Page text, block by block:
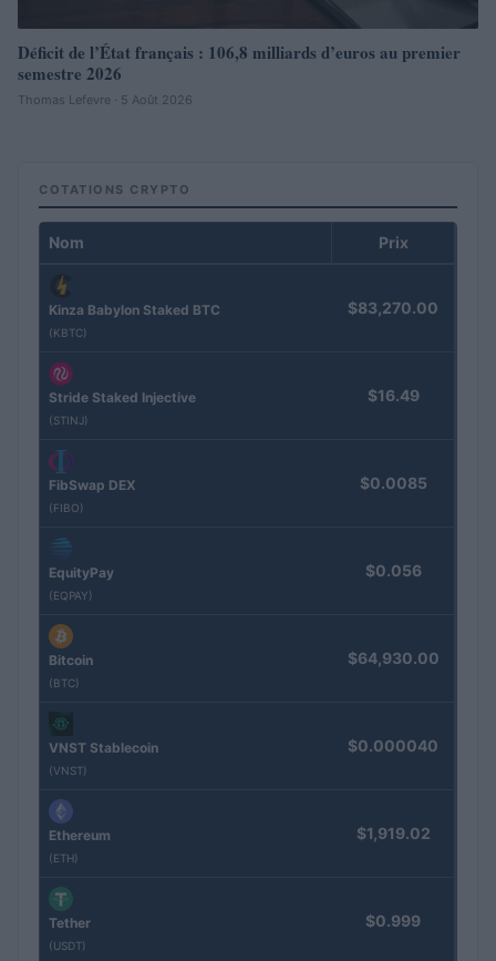
Déficit de l’État français : 106,8 milliards d’euros au premier
semestre 2026
Thomas Lefevre · 5 Août 2026
COTATIONS CRYPTO
Nom Prix
Kinza Babylon Staked BTC
(KBTC)
$83,270.00
Stride Staked Injective
(STINJ)
$16.49
FibSwap DEX
(FIBO)
$0.0085
EquityPay
(EQPAY)
$0.056
Bitcoin
(BTC)
$64,930.00
VNST Stablecoin
(VNST)
$0.000040
Ethereum
(ETH)
$1,919.02
Tether
(USDT)
$0.999